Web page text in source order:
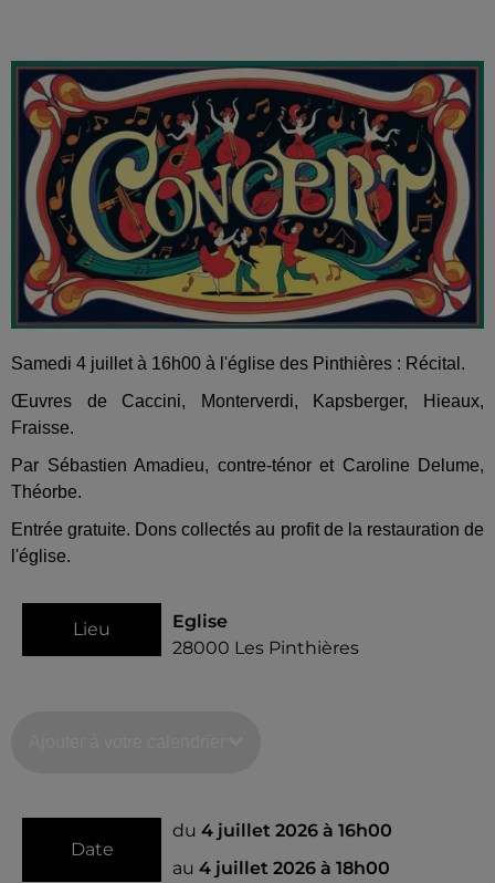
Samedi 4 juillet à 16h00 à l'église des Pinthières : Récital.
Œuvres de Caccini, Monterverdi, Kapsberger, Hieaux,
Fraisse.
Par Sébastien Amadieu, contre-ténor et Caroline Delume,
Théorbe.
Entrée gratuite. Dons collectés au profit de la restauration de
l'église.
Lieu
Eglise
28000 Les Pinthières
Date
du 4 juillet 2026 à 16h00
au 4 juillet 2026 à 18h00